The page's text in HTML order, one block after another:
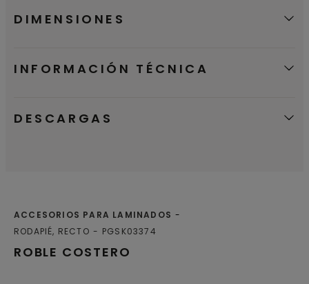
DIMENSIONES
INFORMACIÓN TÉCNICA
DESCARGAS
ROBLE COSTERO
ACCESORIOS PARA LAMINADOS
RODAPIÉ, RECTO
PGSK03374